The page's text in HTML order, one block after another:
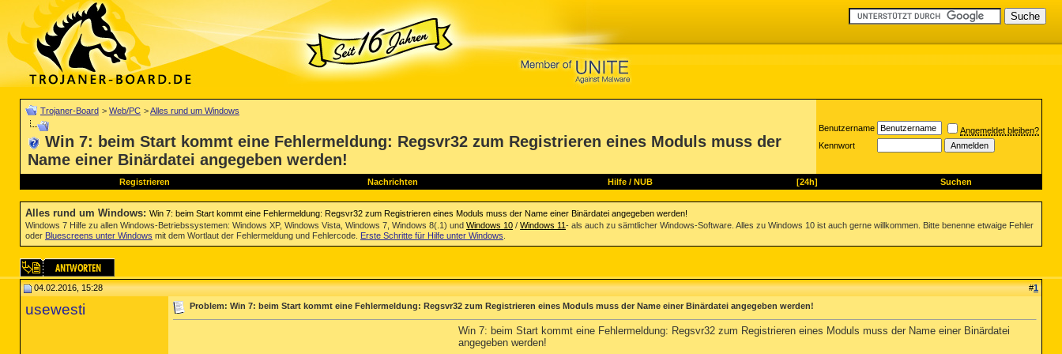
Trojaner-Board > Web/PC >Alles rund um Windows
Win 7: beim Start kommt eine Fehlermeldung: Regsvr32 zum Registrieren eines Moduls muss der
Name einer Binärdatei angegeben werden!
Benutzername
Angemeldet bleiben?
Kennwort
Registrieren Nachrichten Hilfe/ NUB [24h] Suchen
Alles rund um Windows: Win 7: beim Start kommt eine Fehlermeldung: Regsvr32 zum Registrieren eines Moduls muss der Name einer Binärdatei angegeben werden!
Windows 7 Hilfe zu allen Windows-Betriebssystemen: Windows XP, Windows Vista, Windows 7, Windows 8(.1) und Windows 10 / Windows 11- als auch zu sämtlicher Windows-Software. Alles zu Windows 10 ist auch gerne willkommen. Bitte benenne etwaige Fehler
oder Bluescreens unter Windows mit dem Wortlaut der Fehlermeldung und Fehlercode. Erste Schritte für Hilfe unter Windows
04.02.2016, 15:28 #1
usewesti Problem: Win 7: beim Start kommt eine Fehlermeldung: Regsvr32 zum Registrieren eines Moduls muss der Name einer Binärdatei angegeben werden!
Win 7: beim Start kommt eine Fehlermeldung: Regsvr32 zum Registrieren eines Moduls muss der Name einer Binärdatei
angegeben werden!